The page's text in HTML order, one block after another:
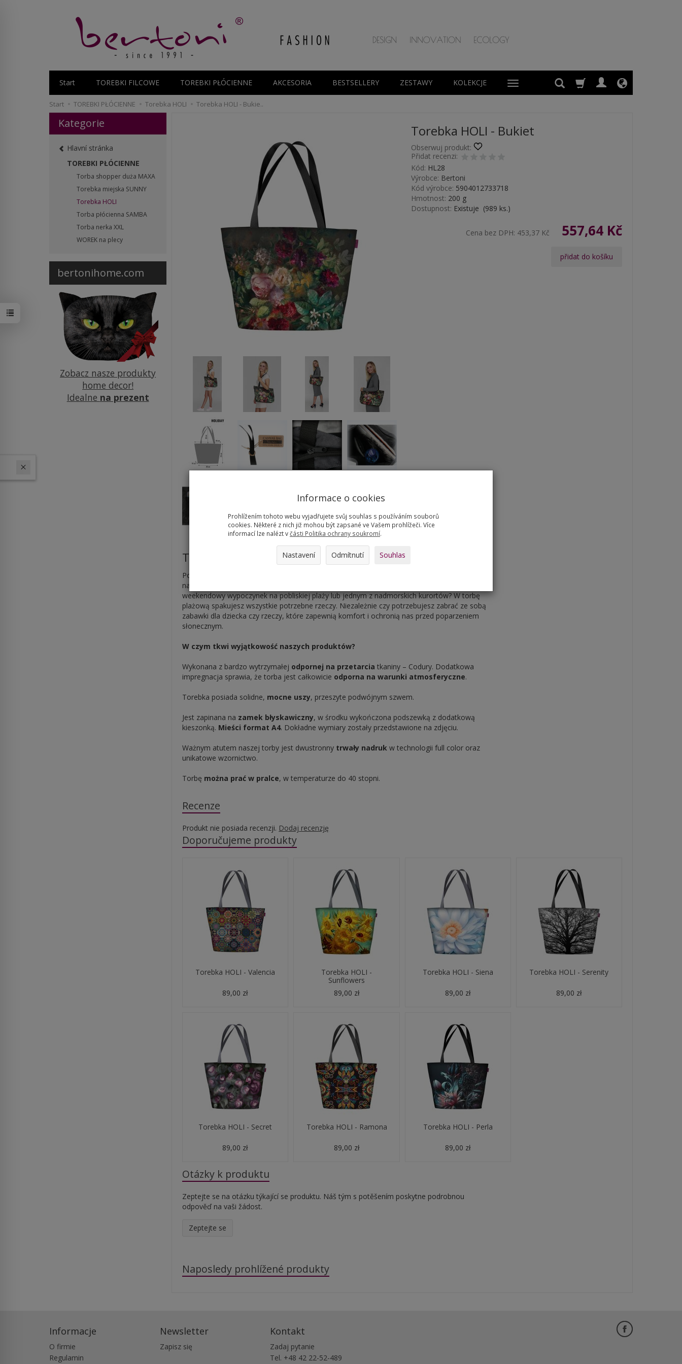
Start TOREBKI FILCOWE TOREBKI PŁÓCIENNE AKCESORIA BESTSELLERY ZESTAWY KOLEKCJE
Start TOREBKI PŁÓCIENNE Torebka HOLI Torebka HOLI - Bukie..
Torebka HOLI - Bukiet
Obserwuj produkt:
Přidat recenzi:
Kód: HL28
Výrobce: Bertoni
Kód výrobce: 5904012733718
Hmotnost: 200 g
Dostupnost: Existuje (989 ks.)
Cena bez DPH: 453,37 Kč 557,64 Kč
přidat do košíku
Torebka HOLI - Bukiet
Pojemna torebka idealna na plażę, na basen, na wakacje, do miasta. Duże torby stają się
najmodniejszym dodatkiem letnich stylizacji. Wybierasz się na urlop? A może planujesz
weekendowy wypoczynek na pobliskiej plaży lub jednym z nadmorskich kurortów? W torbę
plażową spakujesz wszystkie potrzebne rzeczy. Niezależnie czy potrzebujesz zabrać ze sobą
zabawki dla dziecka czy rzeczy, które zapewnią komfort i ochronią nas przed poparzeniem
słonecznym.
W czym tkwi wyjątkowość naszych produktów?
Wykonana z bardzo wytrzymałej odpornej na przetarcia tkaniny – Codury. Dodatkowa
impregnacja sprawia, że torba jest całkowicie odporna na warunki atmosferyczne.
Torebka posiada solidne, mocne uszy, przeszyte podwójnym szwem.
Jest zapinana na zamek błyskawiczny, w środku wykończona podszewką z dodatkową
kieszonką. Mieści format A4. Dokładne wymiary zostały przedstawione na zdjęciu.
Ważnym atutem naszej torby jest dwustronny trwały nadruk w technologii full color oraz
unikatowe wzornictwo.
Torbę można prać w pralce, w temperaturze do 40 stopni.
Recenze
Produkt nie posiada recenzji. Dodaj recenzję
Doporučujeme produkty
Torebka HOLI - Valencia
89,00 zł
Torebka HOLI -
Sunflowers
89,00 zł
Torebka HOLI - Siena
89,00 zł
Torebka HOLI - Serenity
89,00 zł
Torebka HOLI - Secret
89,00 zł
Torebka HOLI - Ramona
89,00 zł
Torebka HOLI - Perla
89,00 zł
Otázky k produktu
Zeptejte se na otázku týkající se produktu. Náš tým s potěšením poskytne podrobnou
odpověď na vaši žádost.
Zeptejte se
Naposledy prohlížené produkty
W ostatnich 30 dniach produktem interesuje się osób.
Kategorie
Hlavní stránka
TOREBKI PŁÓCIENNE
Torba shopper duża MAXA
Torebka miejska SUNNY
Torebka HOLI
Torba płócienna SAMBA
Torba nerka XXL
WOREK na plecy
bertonihome.com
Zobacz nasze produkty
home decor!
Idealne na prezent
Informacje
O firmie
Regulamin
Newsletter
Zapisz się
Kontakt
Zadaj pytanie
Tel. +48 42 22-52-489
Informace o cookies
Prohlížením tohoto webu vyjadřujete svůj souhlas s používáním souborů
cookies. Některé z nich již mohou být zapsané ve Vašem prohlížeči. Více
informací lze nalézt včásti Politika ochrany soukromí.
Nastavení Odmítnutí Souhlas